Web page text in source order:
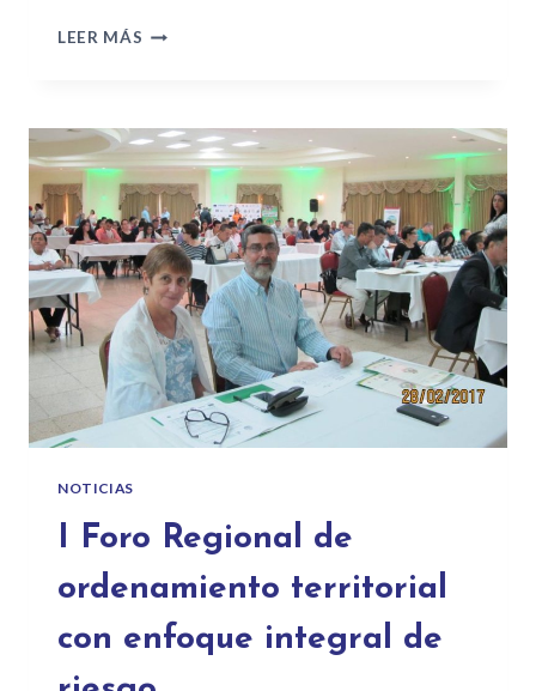
LEER MÁS
NOTICIAS
I Foro Regional de
ordenamiento territorial
con enfoque integral de